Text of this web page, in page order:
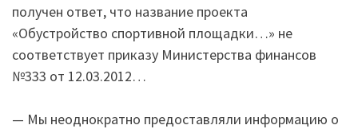
получен ответ, что название проекта
«Обустройство спортивной площадки…» не
соответствует приказу Министерства финансов
№333 от 12.03.2012…
— Мы неоднократно предоставляли информацию о